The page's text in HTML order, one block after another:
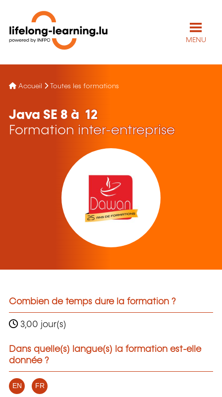
MENU
Accueil Toutes les formations
Java SE 8 à 12
Formation inter-entreprise
Combien de temps dure la formation ?
3,00 jour(s)
Dans quelle(s) langue(s) la formation est-elle
donnée ?
EN FR